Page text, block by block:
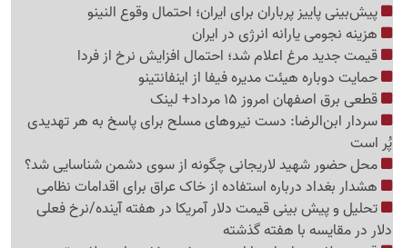
پیش‌بینی پاییز پرباران برای ایران؛ احتمال وقوع النینو
هزینه نجومی یارانه انرژی در ایران
قیمت جدید مرغ اعلام شد؛ احتمال افزایش نرخ از فردا
حمایت دوباره هیئت مدیره فیفا از اینفانتینو
قطعی برق اصفهان امروز 15 مرداد+ لینک
سردار ابن‌الرضا: دست نیروهای مسلح برای پاسخ به هر تهدیدی
پُر است
محل حضور شهید لاریجانی چگونه از سوی دشمن شناسایی شد؟
هشدار بغداد درباره استفاده از خاک عراق برای اقدامات نظامی
تحلیل و پیش بینی قیمت دلار آمریکا در هفته آینده/نرخ فعلی
دلار در مقایسه با هفته گذشته